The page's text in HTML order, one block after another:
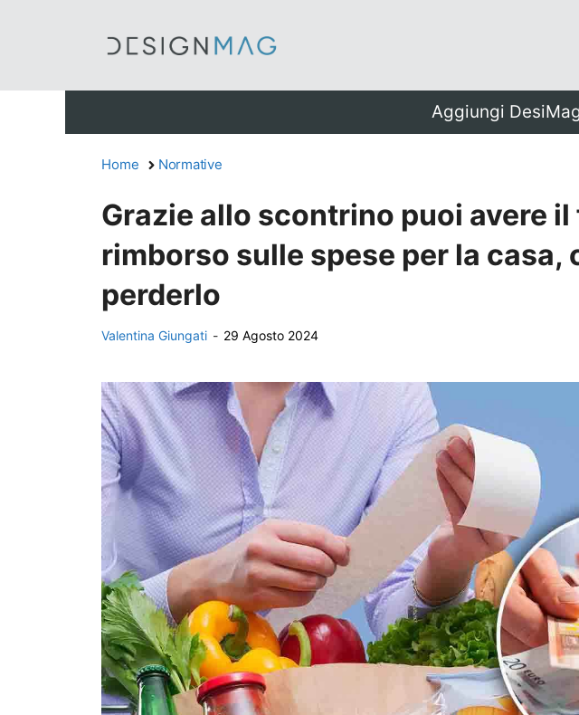
Aggiungi
Home Normative
Grazie allo scontrino puoi avere
rimborso sulle spese per la casa,
perderlo
Valentina Giungati - 29 Agosto 2024